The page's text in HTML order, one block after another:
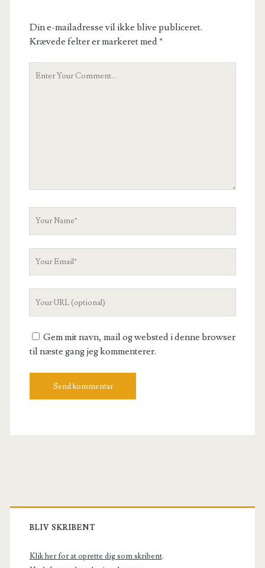
Din e-mailadresse vil ikke blive publiceret.
Krævede felter er markeret med*
Your
Gem mit navn, mail og websted i denne browser
til næste gang jeg kommenterer.
Primary
Sidebar
BLIV SKRIBENT
Klik her for at oprette dig som skribent.